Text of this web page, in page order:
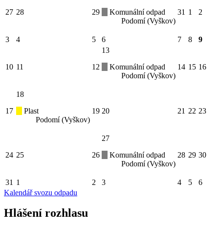
27 28 29
Komunální odpad
Podomí (Vyškov)
31 1 2
3 4 5 6 7 8 9
10 11 12
13
Komunální odpad
Podomí (Vyškov)
14 15 16
17
18
Plast
Podomí (Vyškov)
19 20 21 22 23
24 25 26
27
Komunální odpad
Podomí (Vyškov)
28 29 30
31 1 2 3 4 5
6
Kalendář svozu odpadu
Hlášení rozhlasu